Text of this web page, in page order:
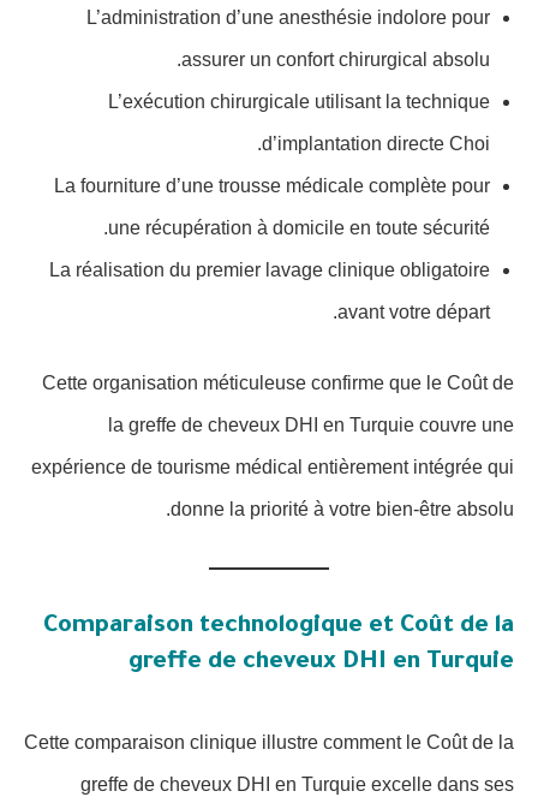
L’administration d’une anesthésie indolore pour
assurer un confort chirurgical absolu.
L’exécution chirurgicale utilisant la technique
d’implantation directe Choi.
La fourniture d’une trousse médicale complète pour
une récupération à domicile en toute sécurité.
La réalisation du premier lavage clinique obligatoire
avant votre départ.
Cette organisation méticuleuse confirme que le Coût de
la greffe de cheveux DHI en Turquie couvre une
expérience de tourisme médical entièrement intégrée qui
donne la priorité à votre bien-être absolu.
Comparaison technologique et Coût de la
greffe de cheveux DHI en Turquie
Cette comparaison clinique illustre comment le Coût de la
greffe de cheveux DHI en Turquie excelle dans ses